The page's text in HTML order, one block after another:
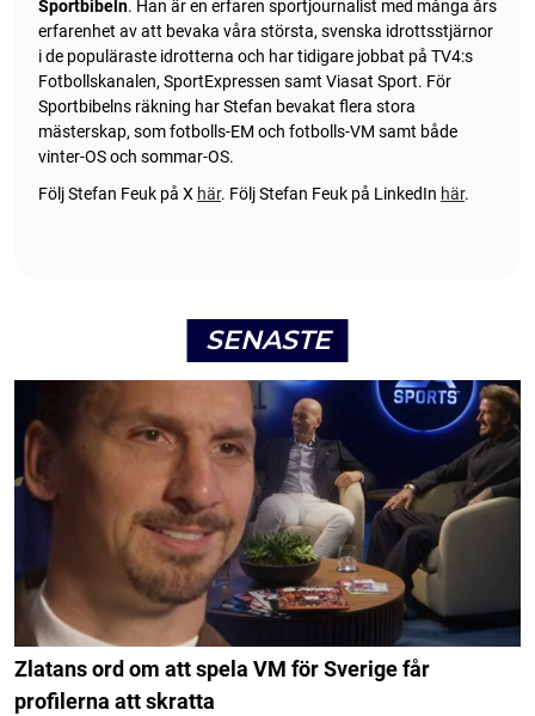
Sportbibeln. Han är en erfaren sportjournalist med många års
erfarenhet av att bevaka våra största, svenska idrottsstjärnor
i de populäraste idrotterna och har tidigare jobbat på TV4:s
Fotbollskanalen, SportExpressen samt Viasat Sport. För
Sportbibelns räkning har Stefan bevakat flera stora
mästerskap, som fotbolls-EM och fotbolls-VM samt både
vinter-OS och sommar-OS.
Följ Stefan Feuk på X här. Följ Stefan Feuk på LinkedIn här.
SENASTE
Zlatans ord om att spela VM för Sverige får
profilerna att skratta